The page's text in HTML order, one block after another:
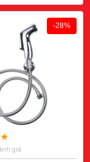
-28%
giá